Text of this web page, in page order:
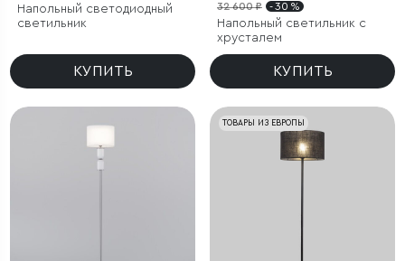
Напольный светодиодный
светильник
КУПИТЬ
32 600 ₽ - 30 %
Напольный светильник с
хрусталем
КУПИТЬ
ТОВАРЫ ИЗ ЕВРОПЫ